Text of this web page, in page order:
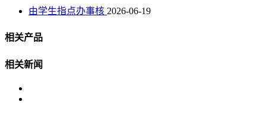
由学生指点办事核 2026-06-19
相关产品
相关新闻